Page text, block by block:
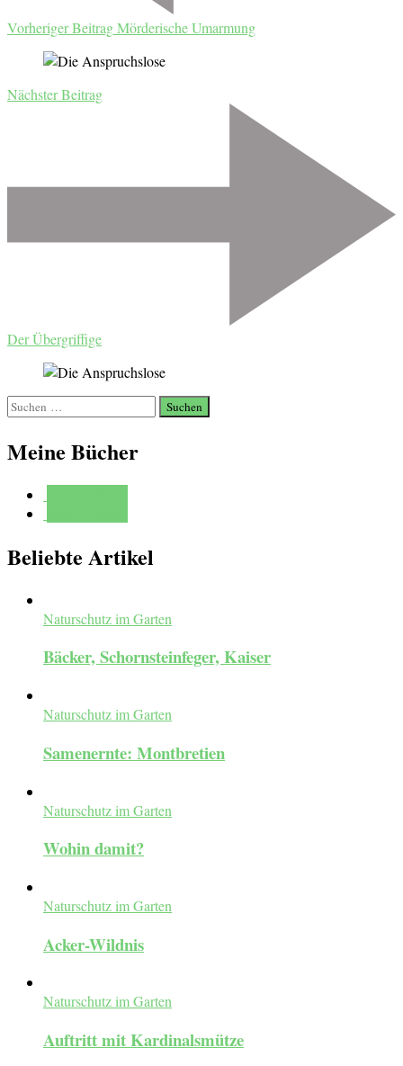
Vorheriger BeitragMörderische Umarmung
Nächster Beitrag
Der Übergriffige
Suchen
nach:
Meine Bücher
Beliebte Artikel
Naturschutz im Garten
Bäcker, Schornsteinfeger, Kaiser
Naturschutz im Garten
Samenernte: Montbretien
Naturschutz im Garten
Wohin damit?
Naturschutz im Garten
Acker-Wildnis
Naturschutz im Garten
Auftritt mit Kardinalsmütze